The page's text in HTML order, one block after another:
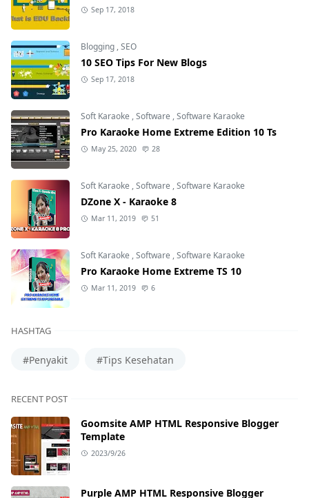
Sep 17, 2018
Blogging ,SEO
10 SEO Tips For New Blogs
Sep 17, 2018
Soft Karaoke ,Software ,Software Karaoke
Pro Karaoke Home Extreme Edition 10 Ts
May 25, 2020 28
Soft Karaoke ,Software ,Software Karaoke
DZone X - Karaoke 8
Mar 11, 2019 51
Soft Karaoke ,Software ,Software Karaoke
Pro Karaoke Home Extreme TS 10
Mar 11, 2019 6
HASHTAG
#Penyakit #Tips Kesehatan
RECENT POST
Goomsite AMP HTML Responsive Blogger
Template
2023/9/26
Purple AMP HTML Responsive Blogger